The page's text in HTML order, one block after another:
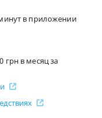
в приложении
в месяц за